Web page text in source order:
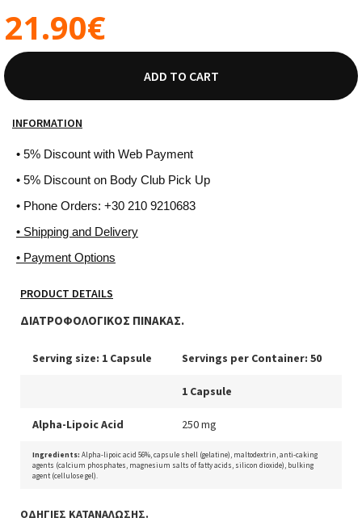
21.90€
ADD TO CART
INFORMATION
• 5% Discount with Web Payment
• 5% Discount on Body Club Pick Up
• Phone Orders: +30 210 9210683
• Shipping and Delivery
• Payment Options
PRODUCT DETAILS
ΔΙΑΤΡΟΦΟΛΟΓΙΚΟΣ ΠΙΝΑΚΑΣ.
Serving size: 1 Capsule Servings per Container: 50
1 Capsule
Alpha-Lipoic Acid 250 mg
Ingredients: Alpha-lipoic acid 56%, capsule shell (gelatine), maltodextrin, anti-caking
agents (calcium phosphates, magnesium salts of fatty acids, silicon dioxide), bulking
agent (cellulose gel).
ΟΔΗΓΙΕΣ ΚΑΤΑΝΑΛΩΣΗΣ.